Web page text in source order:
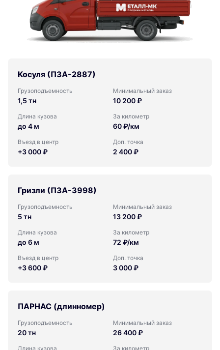
Косуля (ПЗА-2887)
Грузоподъемность
1,5 тн
Минимальный заказ
10 200 ₽
Длина кузова
до 4 м
За километр
60 ₽/км
Въезд в центр
+3 000 ₽
Доп. точка
2 400 ₽
Гризли (ПЗА-3998)
Грузоподъемность
5 тн
Минимальный заказ
13 200 ₽
Длина кузова
до 6 м
За километр
72 ₽/км
Въезд в центр
+3 600 ₽
Доп. точка
3 000 ₽
ПАРНАС (длинномер)
Грузоподъемность
20 тн
Минимальный заказ
26 400 ₽
Длина кузова За километр